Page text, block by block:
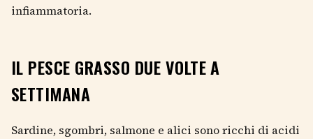
infiammatoria.
IL PESCE GRASSO DUE VOLTE A
SETTIMANA
Sardine, sgombri, salmone e alici sono ricchi di acidi